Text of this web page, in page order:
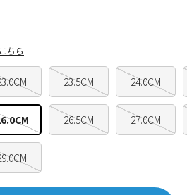
23.5CM 24.0CM
26.5CM 27.0CM
ちら